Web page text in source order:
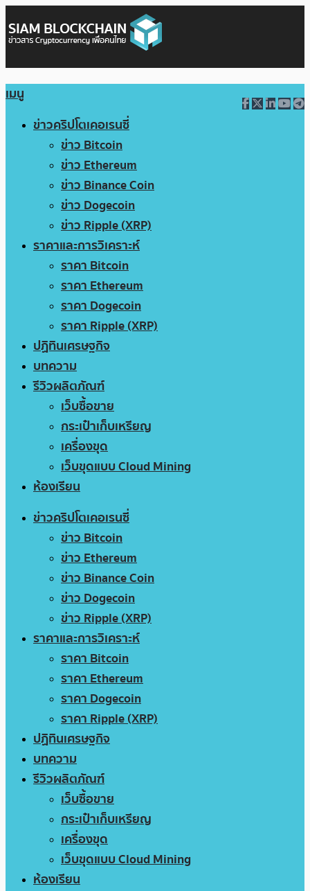
เมนู
ข่าวคริปโตเคอเรนซี่
ข่าว Bitcoin
ข่าว Ethereum
ข่าว Binance Coin
ข่าว Dogecoin
ข่าว Ripple (XRP)
ราคาและการวิเคราะห์
ราคา Bitcoin
ราคา Ethereum
ราคา Dogecoin
ราคา Ripple (XRP)
ปฏิทินเศรษฐกิจ
บทความ
รีวิวผลิตภัณฑ์
เว็บซื้อขาย
กระเป๋าเก็บเหรียญ
เครื่องขุด
เว็บขุดแบบ Cloud Mining
ห้องเรียน
ข่าวคริปโตเคอเรนซี่
ข่าว Bitcoin
ข่าว Ethereum
ข่าว Binance Coin
ข่าว Dogecoin
ข่าว Ripple (XRP)
ราคาและการวิเคราะห์
ราคา Bitcoin
ราคา Ethereum
ราคา Dogecoin
ราคา Ripple (XRP)
ปฏิทินเศรษฐกิจ
บทความ
รีวิวผลิตภัณฑ์
เว็บซื้อขาย
กระเป๋าเก็บเหรียญ
เครื่องขุด
เว็บขุดแบบ Cloud Mining
ห้องเรียน